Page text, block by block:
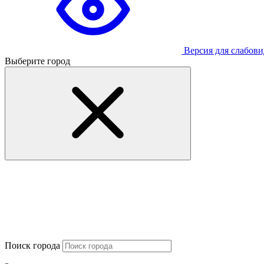
Версия для
Выберите город
Поиск города